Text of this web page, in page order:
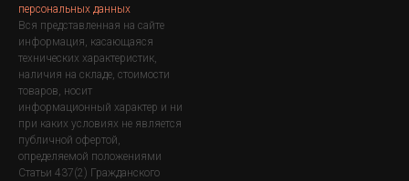
персональных данных
Вся представленная на сайте
информация, касающаяся
технических характеристик,
наличия на складе, стоимости
товаров, носит
информационный характер и ни
при каких условиях не является
публичной офертой,
определяемой положениями
Статьи 437(2) Гражданского